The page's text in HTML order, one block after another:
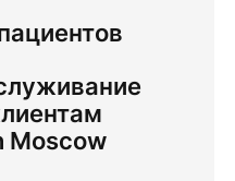
Moscow